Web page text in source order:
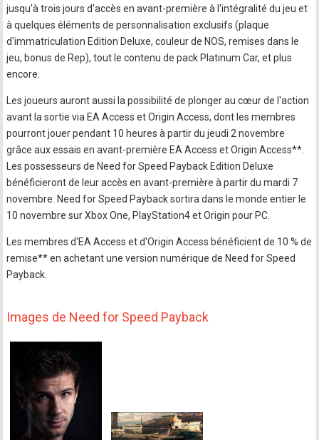
jusqu'à trois jours d'accès en avant-première à l'intégralité du jeu et
à quelques éléments de personnalisation exclusifs (plaque
d'immatriculation Edition Deluxe, couleur de NOS, remises dans le
jeu, bonus de Rep), tout le contenu de pack Platinum Car, et plus
encore.
Les joueurs auront aussi la possibilité de plonger au cœur de l'action
avant la sortie via EA Access et Origin Access, dont les membres
pourront jouer pendant 10 heures à partir du jeudi 2 novembre
grâce aux essais en avant-première EA Access et Origin Access**.
Les possesseurs de Need for Speed Payback Edition Deluxe
bénéficieront de leur accès en avant-première à partir du mardi 7
novembre. Need for Speed Payback sortira dans le monde entier le
10 novembre sur Xbox One, PlayStation4 et Origin pour PC.
Les membres d'EA Access et d'Origin Access bénéficient de 10 % de
remise** en achetant une version numérique de Need for Speed
Payback.
Images de Need for Speed Payback